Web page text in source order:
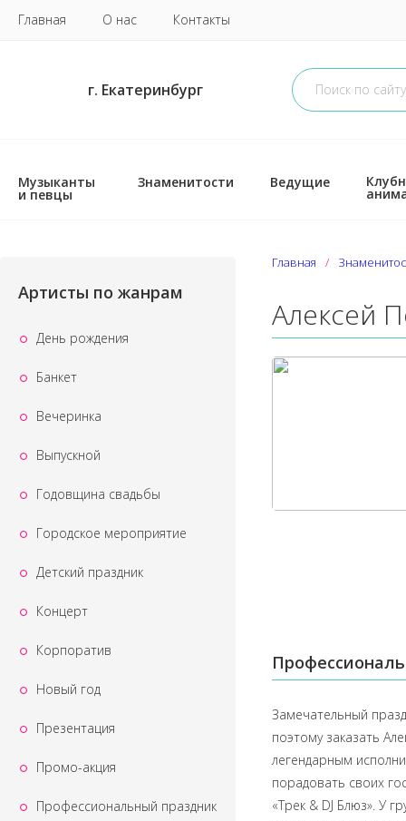
Главная О нас Контакты
г. Екатеринбург
Музыканты
и певцы
Знаменитости Ведущие
Артисты по жанрам
День рождения
Банкет
Вечеринка
Выпускной
Годовщина свадьбы
Городское мероприятие
Детский праздник
Концерт
Корпоратив
Новый год
Презентация
Промо-акция
Профессиональный праздник
Главная
Алексей
Замечательный
поэтому заказать
легендарным
порадовать своих
«Трек & DJ Блюз». У